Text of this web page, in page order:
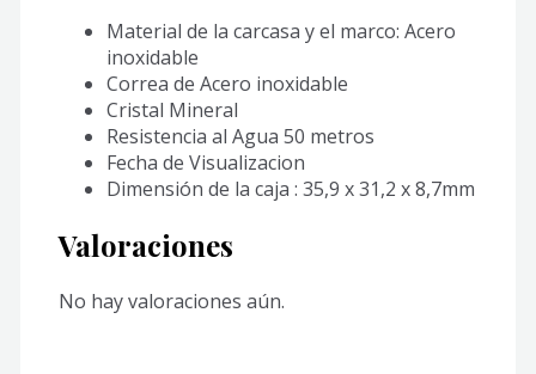
Material de la carcasa y el marco: Acero
inoxidable
Correa de Acero inoxidable
Cristal Mineral
Resistencia al Agua 50 metros
Fecha de Visualizacion
Dimensión de la caja : 35,9 x 31,2 x 8,7mm
Valoraciones
No hay valoraciones aún.